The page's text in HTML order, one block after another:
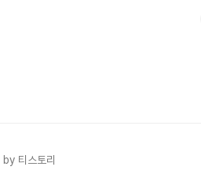
겠지만, 항상 사람 앞일은 모른다고 생각해서
티스토리